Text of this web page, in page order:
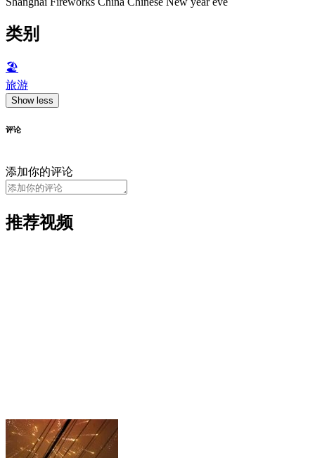
类别
🏖
旅游
Show less
评论
添加你的评论
推荐视频